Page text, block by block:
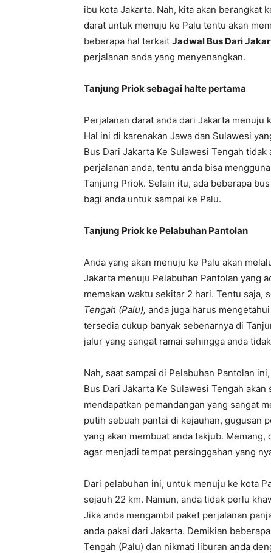
ibu kota Jakarta. Nah, kita akan berangkat
darat untuk menuju ke Palu tentu akan
beberapa hal terkait Jadwal Bus Dari
perjalanan anda yang menyenangkan.
Tanjung Priok sebagai halte pertama
Perjalanan darat anda dari Jakarta menuju
Hal ini di karenakan Jawa dan Sulawesi
Bus Dari Jakarta Ke Sulawesi Tengah
perjalanan anda, tentu anda bisa
Tanjung Priok. Selain itu, ada beberapa
bagi anda untuk sampai ke Palu.
Tanjung Priok ke Pelabuhan Pantolan
Anda yang akan menuju ke Palu akan
Jakarta menuju Pelabuhan Pantolan yang
memakan waktu sekitar 2 hari. Tentu saja,
Tengah (Palu), anda juga harus
tersedia cukup banyak sebenarnya di
jalur yang sangat ramai sehingga anda
Nah, saat sampai di Pelabuhan Pantolan
Bus Dari Jakarta Ke Sulawesi Tengah
mendapatkan pemandangan yang sangat
putih sebuah pantai di kejauhan, gugusan
yang akan membuat anda takjub.
agar menjadi tempat persinggahan yang
Dari pelabuhan ini, untuk menuju ke kota
sejauh 22 km. Namun, anda tidak perlu
Jika anda mengambil paket perjalanan
anda pakai dari Jakarta. Demikian
Tengah (Palu) dan nikmati liburan anda